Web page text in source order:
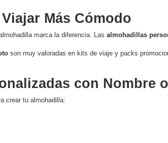
Más Cómodo
marca la diferencia. Las almohadillas
son muy valoradas en kits de viaje y packs
con Nombre
crear tu almohadilla: